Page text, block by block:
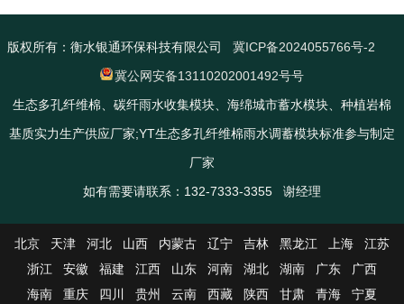
版权所有：衡水银通环保科技有限公司
冀ICP备2024055766号-2
冀公网安备13110202001492号号
生态多孔纤维棉、碳纤雨水收集模块、海绵城市蓄水模块、种植岩棉
基质实力生产供应厂家;YT生态多孔纤维棉雨水调蓄模块标准参与制定
厂家
如有需要请联系：132-7333-3355 谢经理
北京 天津 河北 山西 内蒙古 辽宁 吉林 黑龙江 上海
江苏
浙江
安徽 福建 江西 山东 河南 湖北 湖南 广东
广西
海南
重庆 四川 贵州 云南 西藏 陕西 甘肃 青海 宁夏